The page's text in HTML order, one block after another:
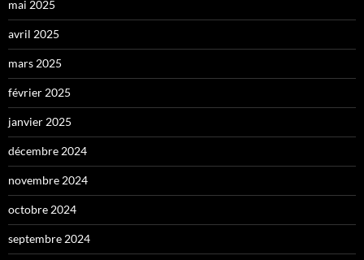
mai 2025
avril 2025
mars 2025
février 2025
janvier 2025
décembre 2024
novembre 2024
octobre 2024
septembre 2024